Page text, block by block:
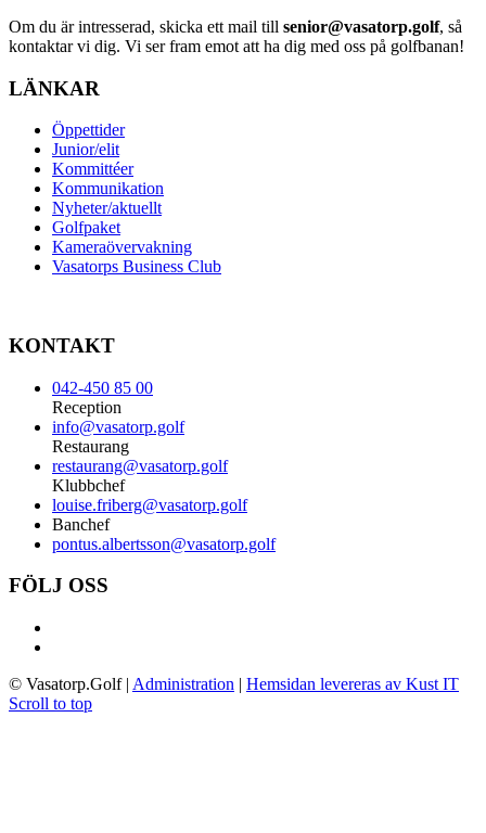
Om du är intresserad, skicka ett mail till senior@vasatorp.golf, så
kontaktar vi dig. Vi ser fram emot att ha dig med oss på golfbanan!
LÄNKAR
Öppettider
Junior/elit
Kommittéer
Kommunikation
Nyheter/aktuellt
Golfpaket
Kameraövervakning
Vasatorps Business Club
KONTAKT
042-450 85 00
Reception
info@vasatorp.golf
Restaurang
restaurang@vasatorp.golf
Klubbchef
louise.friberg@vasatorp.golf
Banchef
pontus.albertsson@vasatorp.golf
FÖLJ OSS
© Vasatorp.Golf | Administration | Hemsidan levereras av Kust IT
Scroll to top